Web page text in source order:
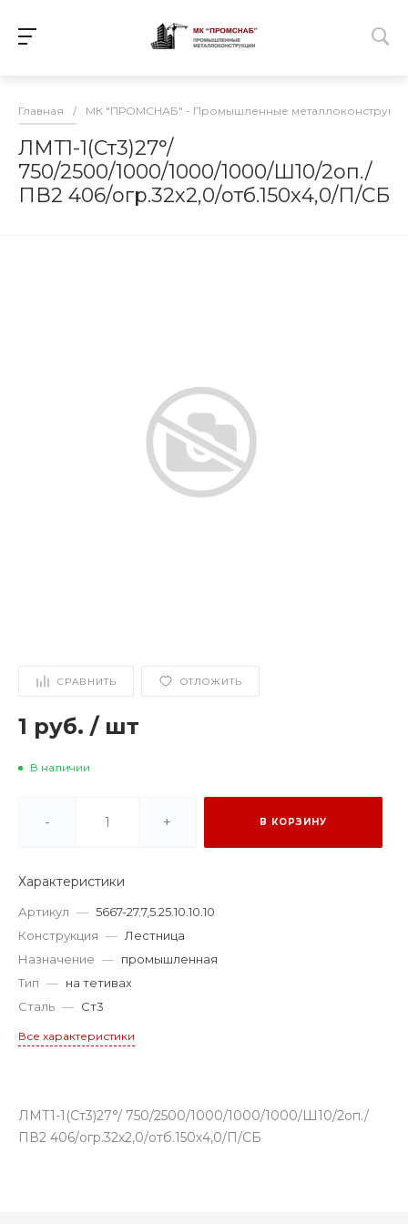
Главная / МК "ПРОМСНАБ" - Промышленные
ЛМТ1-1(Ст3)27°/
750/2500/1000/1000/1000/Ш10/2оп./
ПВ2 406/огр.32х2,0/отб.150х4,0/П/СБ
СРАВНИТЬ ОТЛОЖИТЬ
1 руб. / шт
В наличии
- + В КОРЗИНУ
Характеристики
Артикул — 5667-27.7,5.25.10.10.10
Конструкция — Лестница
Назначение — промышленная
Тип — на тетивах
Сталь — Ст3
Все характеристики
ЛМТ1-1(Ст3)27°/ 750/2500/1000/1000/1000/Ш10/2оп./
ПВ2 406/огр.32х2,0/отб.150х4,0/П/СБ